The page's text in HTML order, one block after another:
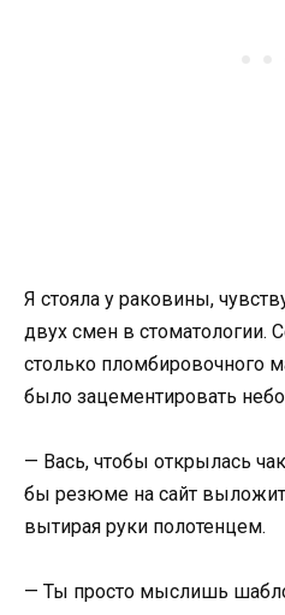
Я стояла у раковины,
двух смен в стоматологии.
столько пломбировочного
было зацементировать
— Вась, чтобы открылась
бы резюме на сайт
вытирая руки полотенцем.
— Ты просто мыслишь